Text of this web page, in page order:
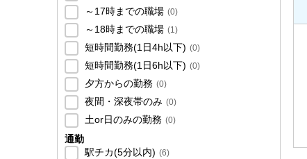
～17時までの職場 (0)
～18時までの職場 (1)
短時間勤務(1日4h以下) (0)
短時間勤務(1日6h以下) (0)
夕方からの勤務 (0)
夜間・深夜帯のみ (0)
土or日のみの勤務 (0)
通勤
駅チカ(5分以内) (6)